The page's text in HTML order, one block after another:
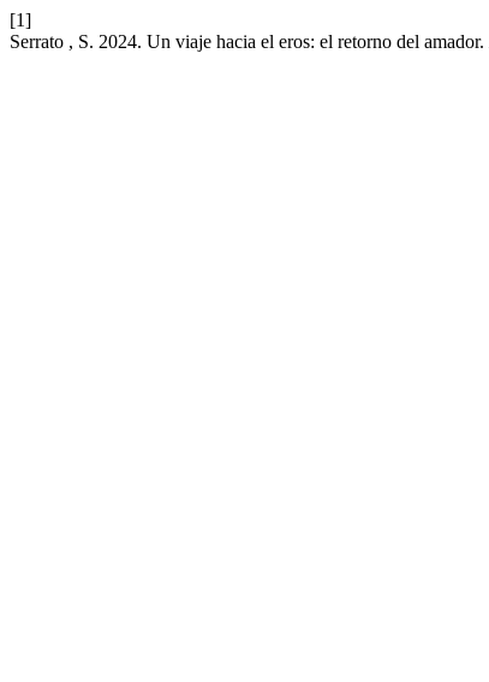
[1]
Serrato , S. 2024. Un viaje hacia el eros: el retorno del amador.